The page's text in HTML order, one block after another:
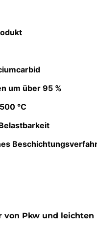
um über 95 %
°C
von Pkw und leichten